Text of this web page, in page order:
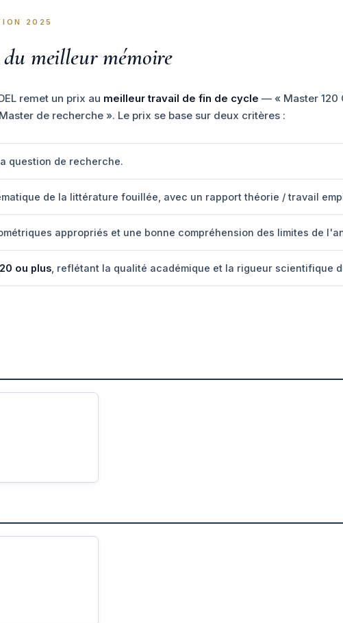
2025
meilleur mémoire
remet un prix au meilleur travail de fin de cycle — « Master 120
de recherche ». Le prix se base sur deux critères :
question de recherche.
de la littérature fouillée, avec un rapport théorie / travail
appropriés et une bonne compréhension des limites de
ou plus, reflétant la qualité académique et la rigueur scientifique